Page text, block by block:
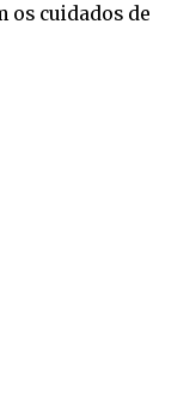
os cuidados de